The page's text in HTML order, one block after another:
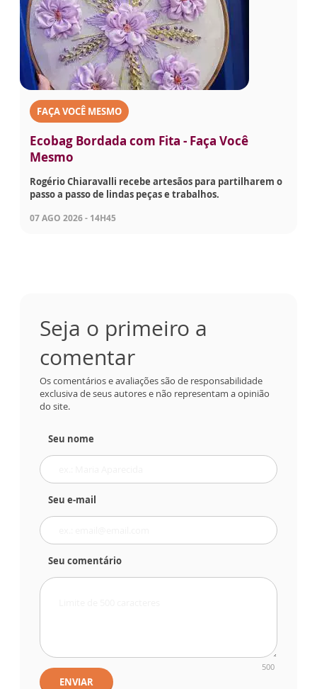
FAÇA VOCÊ MESMO
Ecobag Bordada com Fita - Faça Você
Mesmo
Rogério Chiaravalli recebe artesãos para partilharem o
passo a passo de lindas peças e trabalhos.
07 AGO 2026 - 14H45
Seja o primeiro a
comentar
Os comentários e avaliações são de responsabilidade
exclusiva de seus autores e não representam a opinião
do site.
Seu nome
Seu e-mail
Seu comentário
500
ENVIAR